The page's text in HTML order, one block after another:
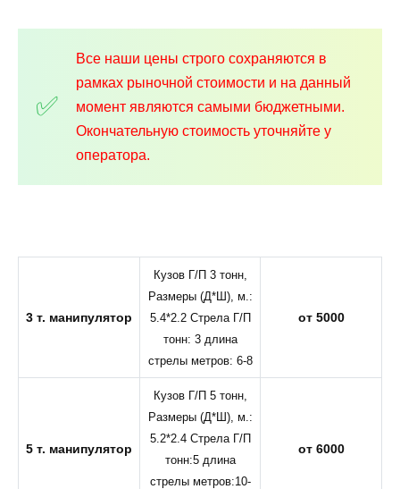
Все наши цены строго сохраняются в
рамках рыночной стоимости и на данный
момент являются самыми бюджетными.
Окончательную стоимость уточняйте у
оператора.
3 т. манипулятор
Кузов Г/П 3 тонн,
Размеры (Д*Ш), м.:
5.4*2.2 Стрела Г/П
тонн: 3 длина
стрелы метров: 6-8
от 5000
5 т. манипулятор
Кузов Г/П 5 тонн,
Размеры (Д*Ш), м.:
5.2*2.4 Стрела Г/П
тонн:5 длина
стрелы метров:10-
от 6000